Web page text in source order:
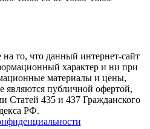
то, что данный интернет-сайт
характер и ни при
материалы и цены,
являются публичной офертой,
Статей 435 и 437 Гражданского
РФ.